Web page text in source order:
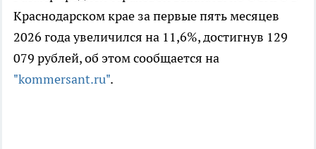
Краснодарском крае за первые пять месяцев
2026 года увеличился на 11,6%, достигнув 129
079 рублей, об этом сообщается на
"kommersant.ru".